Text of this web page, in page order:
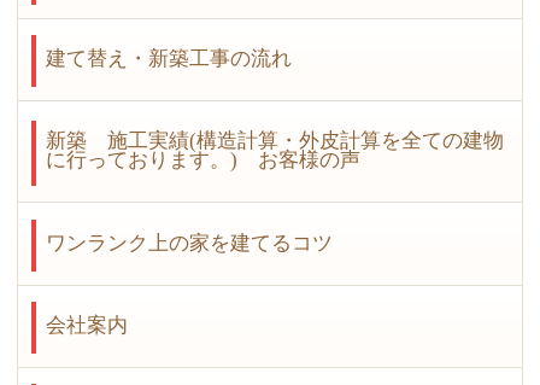
建て替え・新築工事の流れ
新築 施工実績(構造計算・外皮計算を全ての建物
に行っております。) お客様の声
ワンランク上の家を建てるコツ
会社案内